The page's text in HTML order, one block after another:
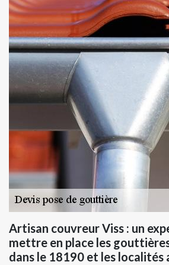
Artisan couvreur Viss : un
mettre en place les
dans le 18190 et les localités